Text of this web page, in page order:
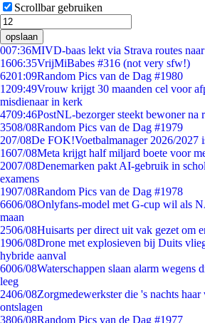
Scrollbar gebruiken
opslaan
007:36MIVD-baas lekt via Strava routes
1606:35VrijMiBabes #316 (not very sfw!)
6201:09Random Pics van de Dag #1980
1209:49Vrouw krijgt 30 maanden cel voor
misdienaar in kerk
4709:46PostNL-bezorger steekt bewoner na
3508/08Random Pics van de Dag #1979
207/08De FOK!Voetbalmanager 2026/2027
1607/08Meta krijgt half miljard boete voor
2007/08Denemarken pakt AI-gebruik in
examens
1907/08Random Pics van de Dag #1978
6606/08Onlyfans-model met G-cup wil als
maan
2506/08Huisarts per direct uit vak gezet om
1906/08Drone met explosieven bij Duits
hybride aanval
6006/08Waterschappen slaan alarm wegens
leeg
2406/08Zorgmedewerkster die 's nachts
ontslagen
3806/08Random Pics van de Dag #1977